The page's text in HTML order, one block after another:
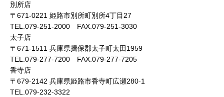
別所店
〒671-0221 姫路市別所町別所4丁目27
TEL.079-251-2000 FAX.079-251-3030
太子店
〒671-1511 兵庫県揖保郡太子町太田1959
TEL.079-277-7200 FAX.079-277-7205
香寺店
〒679-2142 兵庫県姫路市香寺町広瀬280-1
TEL.079-232-3322